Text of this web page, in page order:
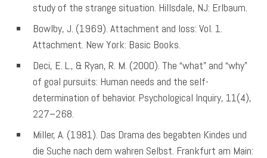
study of the strange situation. Hillsdale, NJ: Erlbaum.
Bowlby, J. (1969). Attachment and loss: Vol. 1.
Attachment. New York: Basic Books.
Deci, E. L., & Ryan, R. M. (2000). The “what” and “why”
of goal pursuits: Human needs and the self-
determination of behavior. Psychological Inquiry, 11(4),
227–268.
Miller, A. (1981). Das Drama des begabten Kindes und
die Suche nach dem wahren Selbst. Frankfurt am Main: